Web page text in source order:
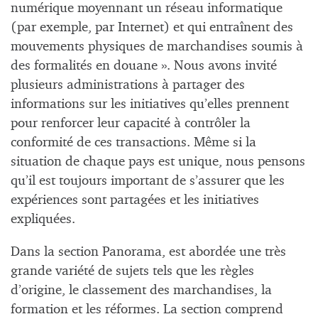
numérique moyennant un réseau informatique
(par exemple, par Internet) et qui entraînent des
mouvements physiques de marchandises soumis à
des formalités en douane ». Nous avons invité
plusieurs administrations à partager des
informations sur les initiatives qu’elles prennent
pour renforcer leur capacité à contrôler la
conformité de ces transactions. Même si la
situation de chaque pays est unique, nous pensons
qu’il est toujours important de s’assurer que les
expériences sont partagées et les initiatives
expliquées.
Dans la section Panorama, est abordée une très
grande variété de sujets tels que les règles
d’origine, le classement des marchandises, la
formation et les réformes. La section comprend